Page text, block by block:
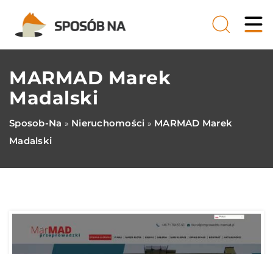
MARMAD Marek
Madalski
Sposob-Na » Nieruchomości » MARMAD Marek
Madalski